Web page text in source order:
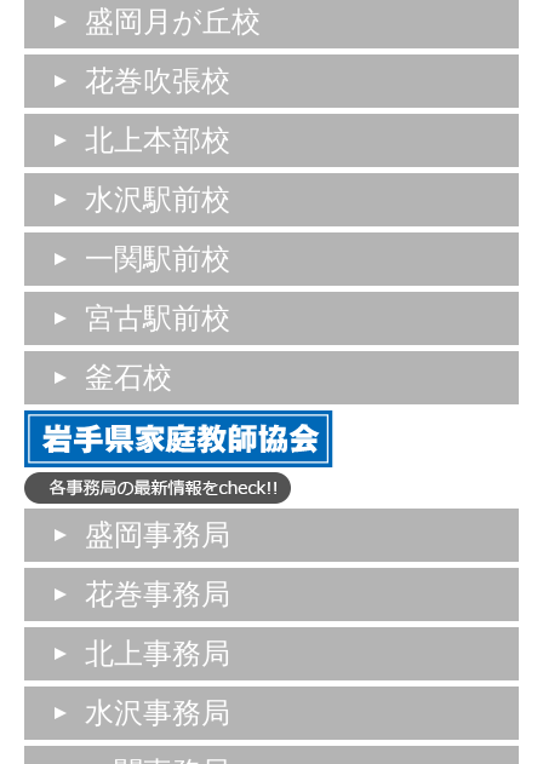
盛岡月が丘校
花巻吹張校
北上本部校
水沢駅前校
一関駅前校
宮古駅前校
釜石校
盛岡事務局
花巻事務局
北上事務局
水沢事務局